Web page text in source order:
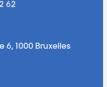
62
6, 1000 Bruxelles